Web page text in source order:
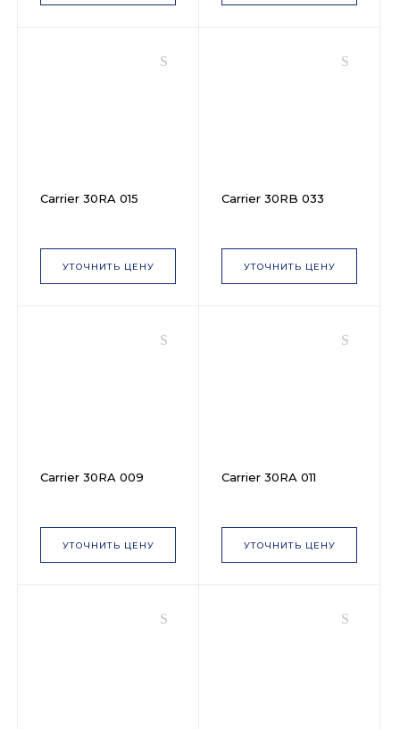
Carrier 30RA 015
УТОЧНИТЬ ЦЕНУ
Carrier 30RB 033
УТОЧНИТЬ ЦЕНУ
Carrier 30RA 009
УТОЧНИТЬ ЦЕНУ
Carrier 30RA 011
УТОЧНИТЬ ЦЕНУ